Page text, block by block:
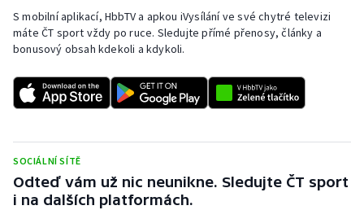
S mobilní aplikací, HbbTV a apkou iVysílání ve své chytré televizi
máte ČT sport vždy po ruce. Sledujte přímé přenosy, články a
bonusový obsah kdekoli a kdykoli.
SOCIÁLNÍ SÍTĚ
Odteď vám už nic neunikne. Sledujte ČT sport
i na dalších platformách.